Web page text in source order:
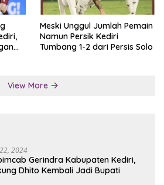
Meski Unggul Jumlah Pemain
Namun Persik Kediri
Tumbang 1-2 dari Persis Solo
View More
2024
Gerindra Kabupaten Kediri,
Dhito Kembali Jadi Bupati